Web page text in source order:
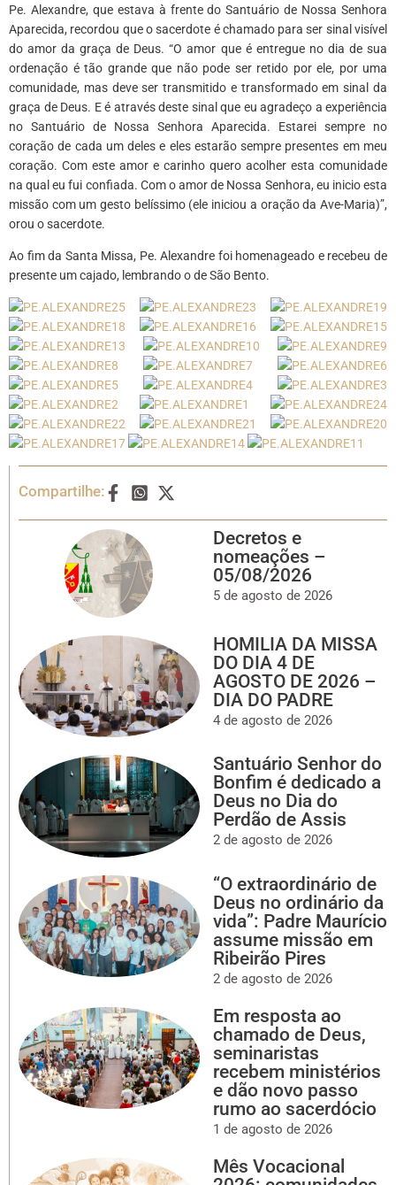
Pe. Alexandre, que estava à frente do Santuário de Nossa Senhora
Aparecida, recordou que o sacerdote é chamado para ser sinal visível
do amor da graça de Deus. “O amor que é entregue no dia de sua
ordenação é tão grande que não pode ser retido por ele, por uma
comunidade, mas deve ser transmitido e transformado em sinal da
graça de Deus. E é através deste sinal que eu agradeço a experiência
no Santuário de Nossa Senhora Aparecida. Estarei sempre no
coração de cada um deles e eles estarão sempre presentes em meu
coração. Com este amor e carinho quero acolher esta comunidade
na qual eu fui confiada. Com o amor de Nossa Senhora, eu inicio esta
missão com um gesto belíssimo (ele iniciou a oração da Ave-Maria)”,
orou o sacerdote.
Ao fim da Santa Missa, Pe. Alexandre foi homenageado e recebeu de
presente um cajado, lembrando o de São Bento.
Compartilhe:
Decretos e
nomeações –
05/08/2026
5 de agosto de 2026
HOMILIA DA MISSA
DO DIA 4 DE
AGOSTO DE 2026 –
DIA DO PADRE
4 de agosto de 2026
Santuário Senhor do
Bonfim é dedicado a
Deus no Dia do
Perdão de Assis
2 de agosto de 2026
“O extraordinário de
Deus no ordinário da
vida”: Padre Maurício
assume missão em
Ribeirão Pires
2 de agosto de 2026
Em resposta ao
chamado de Deus,
seminaristas
recebem ministérios
e dão novo passo
rumo ao sacerdócio
1 de agosto de 2026
Mês Vocacional